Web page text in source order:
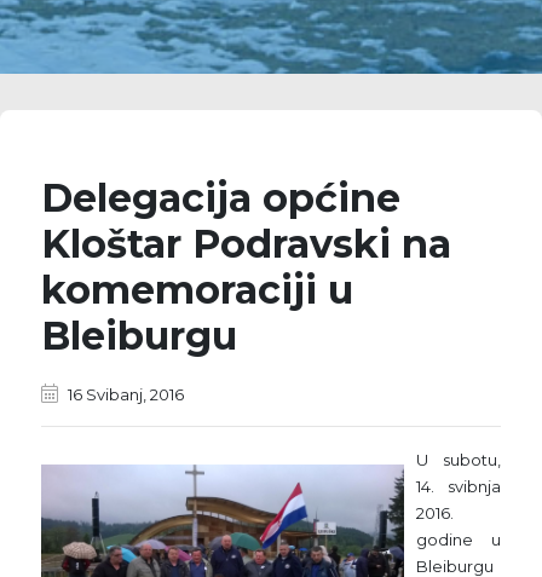
Delegacija općine
Kloštar Podravski na
komemoraciji u
Bleiburgu
16 Svibanj, 2016
U subotu,
14. svibnja
2016.
godine u
Bleiburgu